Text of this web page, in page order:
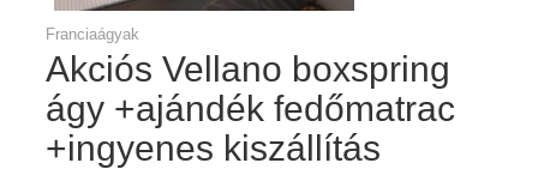
Franciaágyak
Akciós Vellano boxspring
ágy +ajándék fedőmatrac
+ingyenes kiszállítás